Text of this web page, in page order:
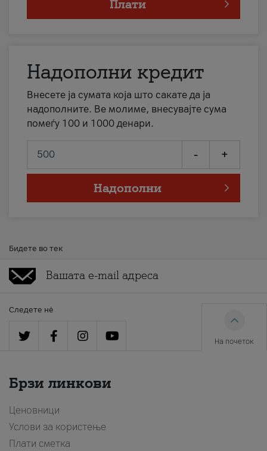
Плати
Надополни кредит
Внесете ја сумата која што сакате да ја
надополните. Ве молиме, внесувајте сума
помеѓу 100 и 1000 денари.
- +
Надополни
Бидете во тек
Следете нè
На почеток
Брзи линкови
Ценовници
Услови за користење
Плати сметка